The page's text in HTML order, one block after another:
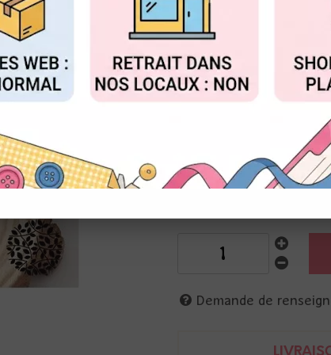
Réf. :ZB-122103SCTB
Zibuline
Timbre pour réaliser des
S'utilise avec un manche
Les cachets de cire vous
cadeau en apportant une
3701212603542
Demande de